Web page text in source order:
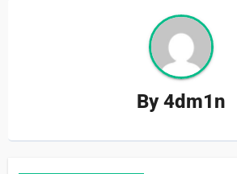
By4dm1n